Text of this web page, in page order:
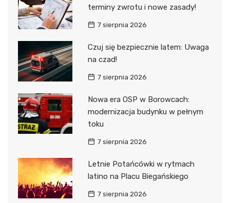
terminy zwrotu i nowe zasady!
7 sierpnia 2026
Czuj się bezpiecznie latem: Uwaga
na czad!
7 sierpnia 2026
Nowa era OSP w Borowcach:
modernizacja budynku w pełnym
toku
7 sierpnia 2026
Letnie Potańcówki w rytmach
latino na Placu Biegańskiego
7 sierpnia 2026